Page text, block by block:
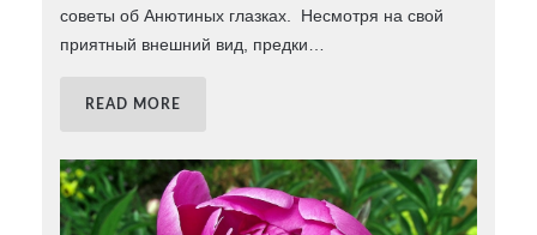
советы об Анютиных глазках. Несмотря на свой
приятный внешний вид, предки…
READ MORE